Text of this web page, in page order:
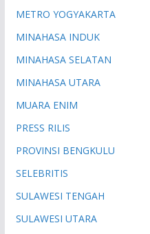
METRO YOGYAKARTA
MINAHASA INDUK
MINAHASA SELATAN
MINAHASA UTARA
MUARA ENIM
PRESS RILIS
PROVINSI BENGKULU
SELEBRITIS
SULAWESI TENGAH
SULAWESI UTARA